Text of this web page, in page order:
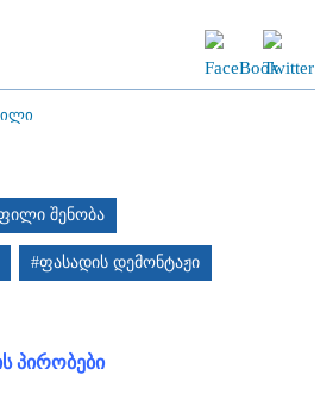
შენობა
#ფასადის დემონტაჟი
პირობები